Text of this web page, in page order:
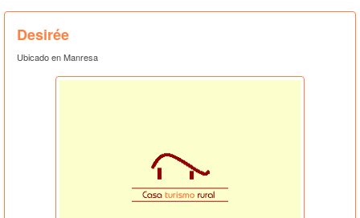
Desirée
Ubicado en Manresa